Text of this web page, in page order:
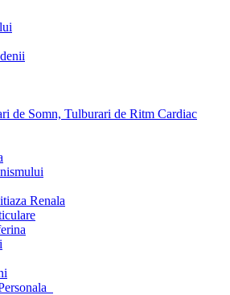
de Somn, Tulburari de Ritm Cardiac
Renala